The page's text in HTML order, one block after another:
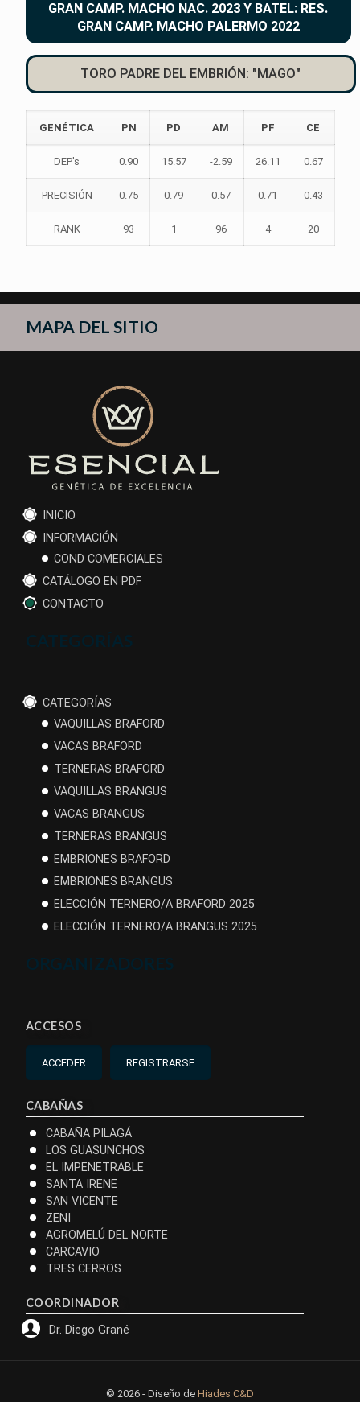
GRAN CAMP. MACHO NAC. 2023 Y BATEL: RES.
GRAN CAMP. MACHO PALERMO 2022
TORO PADRE DEL EMBRIÓN: "MAGO"
GENÉTICA PN PD AM PF CE
DEP's 0.90 15.57 -2.59 26.11 0.67
PRECISIÓN 0.75 0.79 0.57 0.71 0.43
RANK 93 1 96 4 20
MAPA DEL SITIO
INICIO
INFORMACIÓN
COND COMERCIALES
CATÁLOGO EN PDF
CONTACTO
CATEGORÍAS
CATEGORÍAS
VAQUILLAS BRAFORD
VACAS BRAFORD
TERNERAS BRAFORD
VAQUILLAS BRANGUS
VACAS BRANGUS
TERNERAS BRANGUS
EMBRIONES BRAFORD
EMBRIONES BRANGUS
ELECCIÓN TERNERO/A BRAFORD 2025
ELECCIÓN TERNERO/A BRANGUS 2025
ORGANIZADORES
ACCESOS
ACCEDER REGISTRARSE
CABAÑAS
CABAÑA PILAGÁ
LOS GUASUNCHOS
EL IMPENETRABLE
SANTA IRENE
SAN VICENTE
ZENI
AGROMELÚ DEL NORTE
CARCAVIO
TRES CERROS
COORDINADOR
Dr. Diego Grané
© 2026 - Diseño de Hiades C&D